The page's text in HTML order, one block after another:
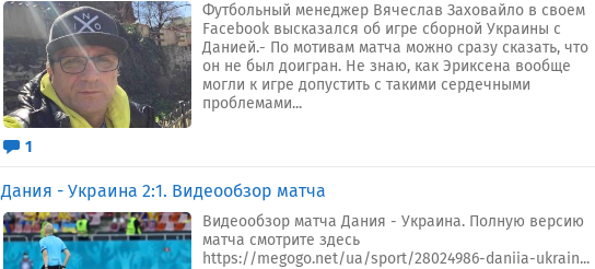
Футбольный менеджер Вячеслав Заховайло в своем
Facebook высказался об игре сборной Украины с
Данией.- По мотивам матча можно сразу сказать, что
он не был доигран. Не знаю, как Эриксена вообще
могли к игре допустить с такими сердечными
проблемами...
1
Дания - Украина 2:1. Видеообзор матча
Видеообзор матча Дания - Украина. Полную версию
матча смотрите здесь
https://megogo.net/ua/sport/28024986-daniia-ukrain...